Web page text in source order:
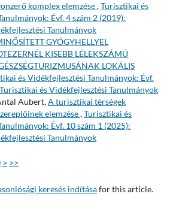
komplex elemzése,Turisztikai és
Évf. 4 szám 2 (2019):
Tanulmányok
GYÓGYHELLYEL
KISEBB LÉLEKSZÁMÚ
LOKÁLIS
és Vidékfejlesztési Tanulmányok: Évf.
és Vidékfejlesztési Tanulmányok
Aubert,A turisztikai térségek
elemzése,Turisztikai és
Évf. 10 szám 1 (2025):
Tanulmányok
> >>
keresés indításafor this article.